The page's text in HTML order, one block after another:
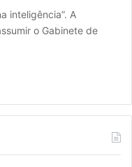
inteligência”. A
o Gabinete de